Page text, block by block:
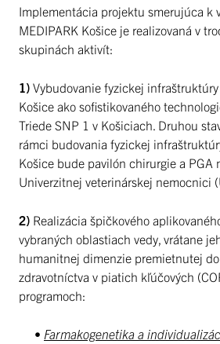
Implementácia projektu smerujúca k
MEDIPARK Košice je realizovaná v
skupinách aktivít:
1) Vybudovanie fyzickej infraštruktúry
Košice ako sofistikovaného
Triede SNP 1 v Košiciach. Druhou
rámci budovania fyzickej
Košice bude pavilón chirurgie a PGA
Univerzitnej veterinárskej nemocnici
2) Realizácia špičkového
vybraných oblastiach vedy, vrátane
humanitnej dimenzie premietnutej
zdravotníctva v piatich kľúčových
programoch:
• Farmakogenetika a